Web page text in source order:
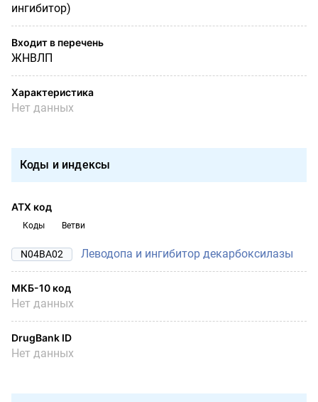
ингибитор)
Входит в перечень
ЖНВЛП
Характеристика
Нет данных
Коды и индексы
АТХ код
Коды Ветви
N04BA02 Леводопа и ингибитор декарбоксилазы
МКБ-10 код
Нет данных
DrugBank ID
Нет данных